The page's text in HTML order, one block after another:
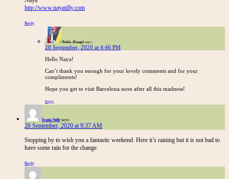
http://www.nayatilly.com
Reply
Pablo (Fungi) says:
28 September, 2020 at 4:46 PM
Hello Naya!
Can’t thank you enough for your lovely comments and for your
compliments!
Hope you get to visit Barcelona soon after all this madness!
Reply
Ivana Split says:
26 September, 2020 at 9:37 AM
Stopping by to wish you a fantastic weekend. Here it’s raining but it is not bad to
have some rain for the change.
Reply